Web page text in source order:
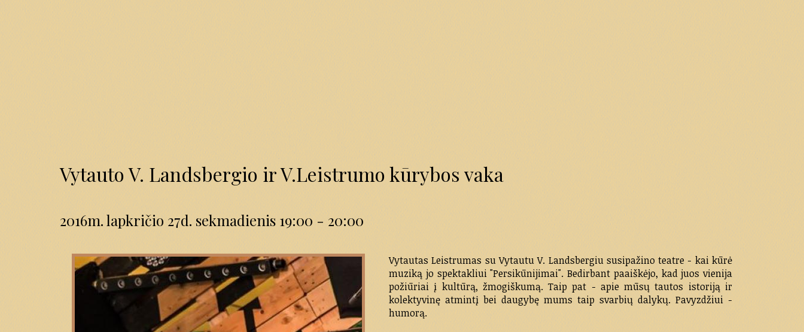
Vytauto V. Landsbergio ir V.Leistrumo kūrybos vaka
2016m. lapkričio 27d. sekmadienis 19:00 - 20:00
Vytautas Leistrumas su Vytautu V. Landsbergiu susipažino teatre - kai kūrė
muziką jo spektakliui "Persikūnijimai". Bedirbant paaiškėjo, kad juos vienija
požiūriai į kultūrą, žmogiškumą. Taip pat - apie mūsų tautos istoriją ir
kolektyvinę atmintį bei daugybę mums taip svarbių dalykų. Pavyzdžiui -
humorą.